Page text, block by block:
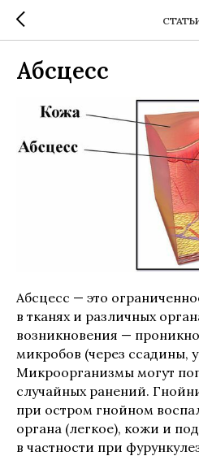
Абсцесс
Абсцесс — это
в тканях и различных
возникновения —
микробов (через ссадины,
Микроорганизмы могут
случайных ранений.
при остром гнойном
органа (легкое), кожи и
в частности при